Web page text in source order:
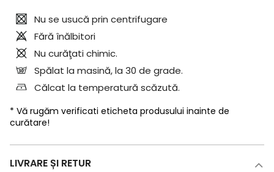
Nu se usucă prin centrifugare
Fără înălbitori
Nu curăţati chimic.
Spălat la masină, la 30 de grade.
Călcat la temperatură scăzută.
* Vă rugăm verificati eticheta produsului inainte de
curătare!
LIVRARE ȘI RETUR